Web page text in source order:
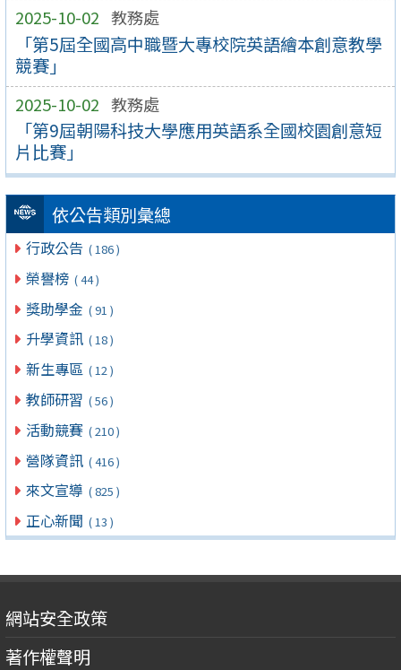
2025-10-02 教務處
「第5屆全國高中職暨大專校院英語繪本創意教學
競賽」
2025-10-02 教務處
「第9屆朝陽科技大學應用英語系全國校園創意短
片比賽」
依公告類別彙總
行政公告 ( 186 )
榮譽榜 ( 44 )
獎助學金 ( 91 )
升學資訊 ( 18 )
新生專區 ( 12 )
教師研習 ( 56 )
活動競賽 ( 210 )
營隊資訊 ( 416 )
來文宣導 ( 825 )
正心新聞 ( 13 )
網站安全政策
著作權聲明